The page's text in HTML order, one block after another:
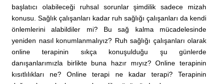
başlatıcı olabileceği ruhsal sorunlar şimdilik sadece mizah
konusu. Sağlık çalışanları kadar ruh sağlığı çalışanları da kendi
önlemlerini alabildiler mi? Bu sağ kalma mücadelesinde
yeniden nasıl konumlanmalıyız? Ruh sağlığı çalışanları olarak
online terapinin sıkça konuşulduğu şu günlerde
danışanlarımızla birlikte buna hazır mıyız? Online terapinin
kısıtlılıkları ne? Online terapi ne kadar terapi? Terapinin